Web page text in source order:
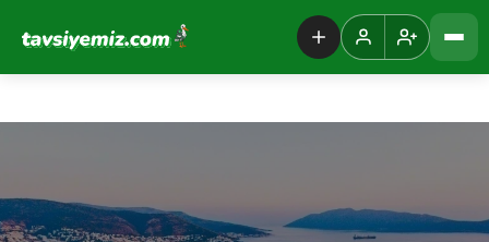
Tavsiyemiz Anasayfa